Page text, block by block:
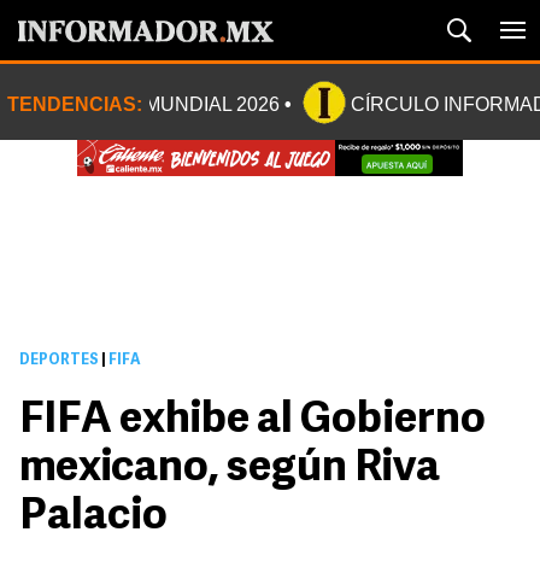
TENDENCIAS: MUNDIAL 2026 CÍRCULO
DEPORTES FIFA
FIFA exhibe al Gobierno
mexicano, según Riva
Palacio